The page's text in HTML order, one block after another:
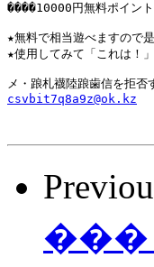
����10000円無料ポイン
★無料で相当遊べますので
★使用してみて「これは！
csvbit7q8a9z@ok.kz
���